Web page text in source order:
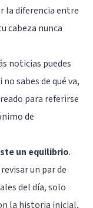
la diferencia entre
cabeza nunca
noticias puedes
sabes de qué va,
para referirse
de
un equilibrio.
un par de
del día, solo
la historia inicial,